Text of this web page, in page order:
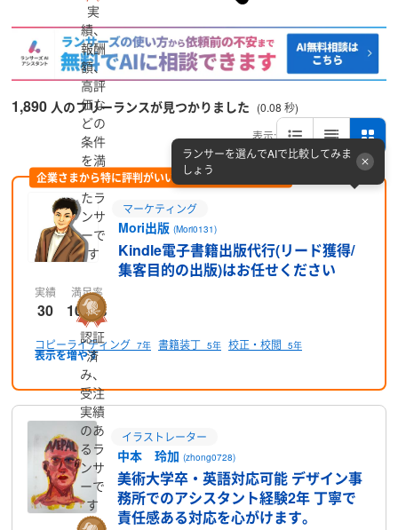
1,890 人のフリーランスが見つかりました (0.08 秒)
表示:
企業さまから特に評判がいい方をピックアップ (PR)
実
績、
報酬
額、
高評
価な
どの
条件
を満
たし
たラ
ンサ
ーで
す
マーケティング
Mori出版(Mori0131)
Kindle電子書籍出版代行(リード獲得/
集客目的の出版)はお任せください
ランサーを選んでAIで比較してみま
しょう
実績
30
満足率
100 %
コピーライティング 7年 書籍装丁 5年 校正・校閲 5年
認証
済
み、
受注
実績
のあ
るラ
ンサ
ーで
す
イラストレーター
中本 玲加(zhong0728)
美術大学卒・英語対応可能 デザイン事
務所でのアシスタント経験2年 丁寧で
責任感ある対応を心がけます。